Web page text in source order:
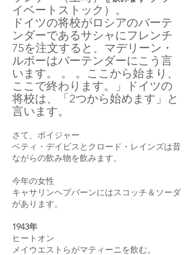
イベートストック）。
ドイツの将校がロシアのバーテ
ンダーであるサシャにフレンチ
75を注文すると、マデリーン・
ルボーはバーテンダーにこう言
います。 。 。ここから始まり、
ここで終わります。」ドイツの
将校は、「2つから始めます」と
言います。
さて、ボイジャー
ベティ・デイビスとクロード・レインズは昔
ながらの飲み物を飲みます。
今年の女性
キャサリンヘプバーンにはスコッチ＆ソーダ
があります。
1943年
ヒートオン
メイウエストらがマティーニを飲む。